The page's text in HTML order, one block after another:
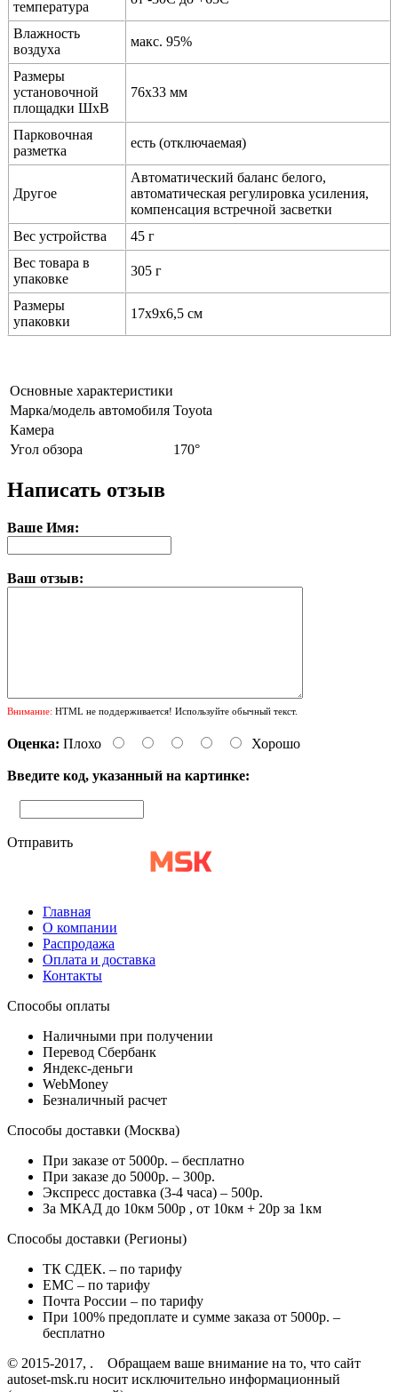
температура
Влажность
воздуха
макс. 95%
Размеры
установочной
площадки ШхВ
76х33 мм
Парковочная
разметка
есть (отключаемая)
Другое
Автоматический баланс белого,
автоматическая регулировка усиления,
компенсация встречной засветки
Вес устройства
45 г
Вес товара в
упаковке
305 г
Размеры
упаковки
17х9х6,5 см
Основные характеристики
Марка/модель автомобиля Toyota
Камера
Угол обзора
170°
Написать отзыв
Ваше Имя:
Ваш отзыв:
Внимание: HTML не поддерживается! Используйте обычный текст.
Оценка: Плохо Хорошо
Введите код, указанный на картинке:
Отправить
Главная
О компании
Распродажа
Оплата и доставка
Контакты
Способы оплаты
Наличными при получении
Перевод Сбербанк
Яндекс-деньги
WebMoney
Безналичный расчет
Способы доставки (Москва)
При заказе от 5000р. – бесплатно
При заказе до 5000р. – 300р.
Экспресс доставка (3-4 часа) – 500р.
За МКАД до 10км 500р , от 10км + 20р за 1км
Способы доставки (Регионы)
ТК СДЕК. – по тарифу
EMC – по тарифу
Почта России – по тарифу
При 100% предоплате и сумме заказа от 5000р. –
бесплатно
© 2015-2017, . Обращаем ваше внимание на то, что сайт
autoset-msk.ru носит исключительно информационный